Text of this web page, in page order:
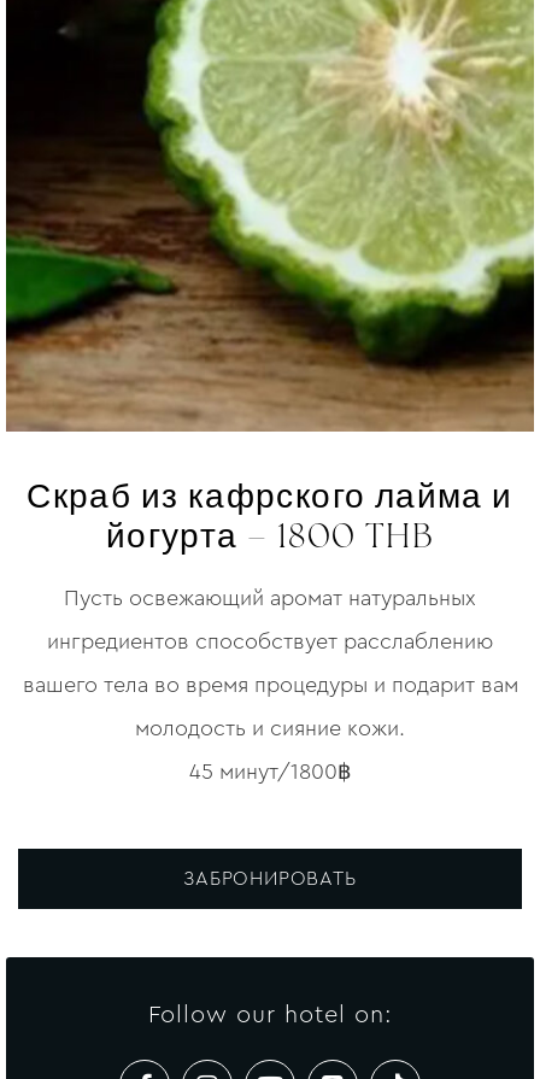
Скраб из кафрского лайма и
йогурта – 1800 THB
Пусть освежающий аромат натуральных
ингредиентов способствует расслаблению
вашего тела во время процедуры и подарит вам
молодость и сияние кожи.
45 минут/1800฿
ЗАБРОНИРОВАТЬ
Follow our hotel on: